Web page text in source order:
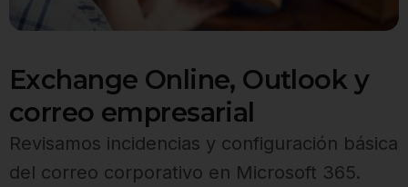
Exchange Online, Outlook y
correo empresarial
Revisamos incidencias y configuración básica
del correo corporativo en Microsoft 365.